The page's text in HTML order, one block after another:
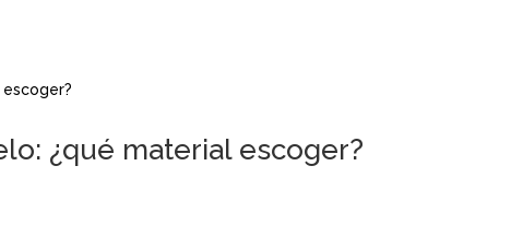
¿qué material escoger?